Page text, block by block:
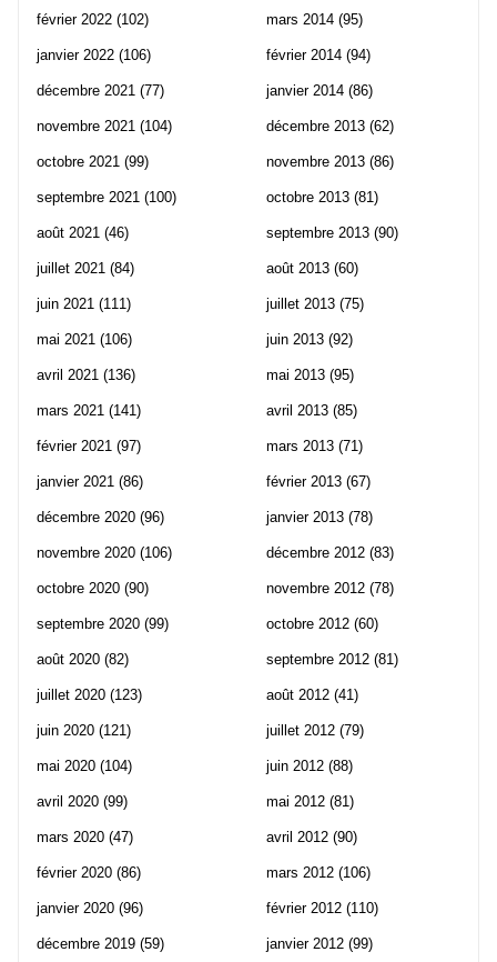
février 2022 (102)
janvier 2022 (106)
décembre 2021 (77)
novembre 2021 (104)
octobre 2021 (99)
septembre 2021 (100)
août 2021 (46)
juillet 2021 (84)
juin 2021 (111)
mai 2021 (106)
avril 2021 (136)
mars 2021 (141)
février 2021 (97)
janvier 2021 (86)
décembre 2020 (96)
novembre 2020 (106)
octobre 2020 (90)
septembre 2020 (99)
août 2020 (82)
juillet 2020 (123)
juin 2020 (121)
mai 2020 (104)
avril 2020 (99)
mars 2020 (47)
février 2020 (86)
janvier 2020 (96)
décembre 2019 (59)
mars 2014 (95)
février 2014 (94)
janvier 2014 (86)
décembre 2013 (62)
novembre 2013 (86)
octobre 2013 (81)
septembre 2013 (90)
août 2013 (60)
juillet 2013 (75)
juin 2013 (92)
mai 2013 (95)
avril 2013 (85)
mars 2013 (71)
février 2013 (67)
janvier 2013 (78)
décembre 2012 (83)
novembre 2012 (78)
octobre 2012 (60)
septembre 2012 (81)
août 2012 (41)
juillet 2012 (79)
juin 2012 (88)
mai 2012 (81)
avril 2012 (90)
mars 2012 (106)
février 2012 (110)
janvier 2012 (99)